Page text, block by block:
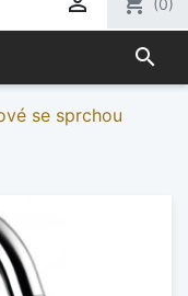
(0)
search
se sprchou